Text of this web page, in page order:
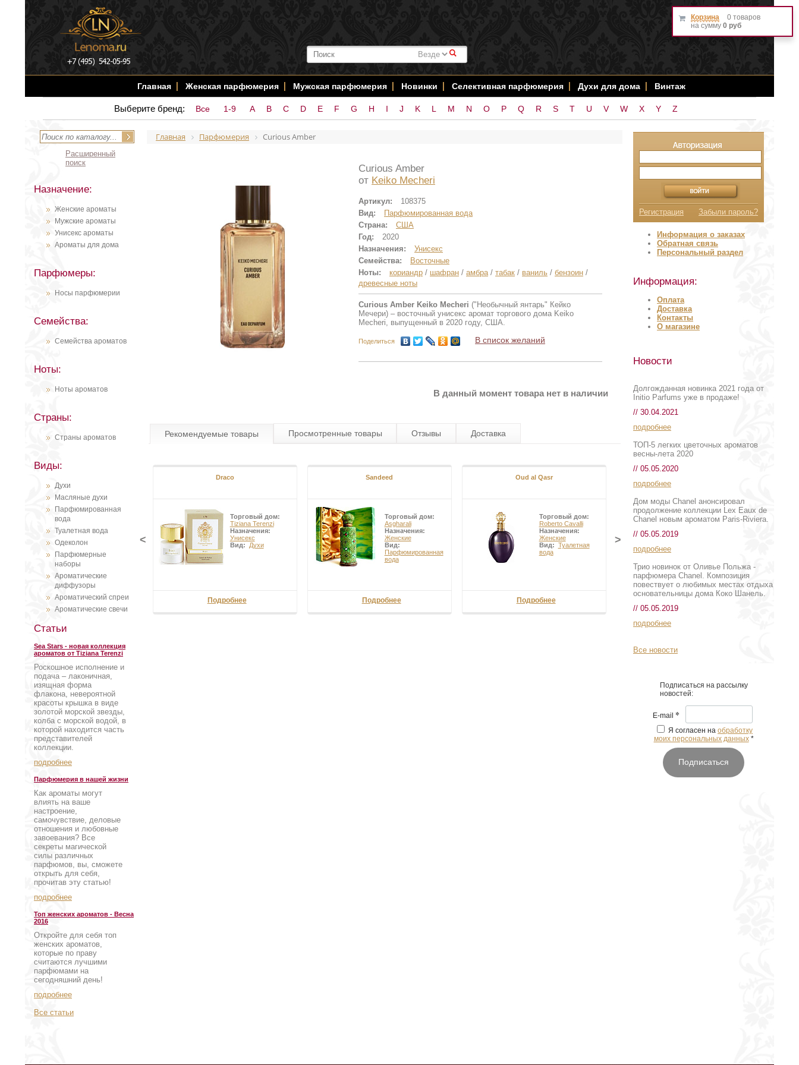
#
Главная Женская парфюмерия Мужская парфюмерия Новинки Селективная парфюмерия Духи для дома Винтаж
Выберите бренд: Все 1-9 A B C D E F G H I J K L M N O P Q R S T U V W X Y Z
Расширенный
поиск
Назначение:
Женские ароматы
Мужские ароматы
Унисекс ароматы
Ароматы для дома
Парфюмеры:
Носы парфюмерии
Семейства:
Семейства ароматов
Ноты:
Ноты ароматов
Страны:
Страны ароматов
Виды:
Духи
Масляные духи
Парфюмированная
вода
Туалетная вода
Одеколон
Парфюмерные
наборы
Ароматические
диффузоры
Ароматический спреи
Ароматические свечи
Статьи
Sea Stars - новая коллекция
ароматов от Tiziana Terenzi
Роскошное исполнение и
подача – лаконичная,
изящная форма
флакона, невероятной
красоты крышка в виде
золотой морской звезды,
колба с морской водой, в
которой находится часть
представителей
коллекции.
подробнее
Парфюмерия в нашей жизни
Как ароматы могут
влиять на ваше
настроение,
самочувствие, деловые
отношения и любовные
завоевания? Все
секреты магической
силы различных
парфюмов, вы, сможете
открыть для себя,
прочитав эту статью!
подробнее
Топ женских ароматов - Весна
2016
Откройте для себя топ
женских ароматов,
которые по праву
считаются лучшими
парфюмами на
сегодняшний день!
подробнее
Все статьи
Главная Парфюмерия Curious Amber
Curious Amber
от Keiko Mecheri
Артикул:
108375
Вид:
Парфюмированная вода
Страна:
США
Год:
2020
Назначения:
Унисекс
Семейства:
Восточные
Ноты:
кориандр / шафран / амбра/ табак / ваниль / бензоин /
древесные ноты
Curious Amber Keiko Mecheri ("Необычный янтарь" Кейко
Мечери) – восточный унисекс аромат торгового дома Keiko
Mecheri, выпущенный в 2020 году, США.
Поделиться В список желаний
В данный момент товара нет в наличии
Рекомендуемые товары Просмотренные товары Отзывы Доставка
Draco
Торговый дом:
Tiziana Terenzi
Назначения:
Унисекс
Вид:
Духи
Подробнее
Sandeed
Торговый дом:
Asgharali
Назначения:
Женские
Вид:
Парфюмированная
вода
Подробнее
Oud al Qasr
Торговый дом:
Roberto Cavalli
Назначения:
Женские
Вид: Туалетная
вода
Подробнее
< >
Корзина
0 товаров
на сумму 0 руб
Регистрация Забыли пароль?
Информация о заказах
Обратная связь
Персональный раздел
Информация:
Оплата
Доставка
Контакты
О магазине
Новости
Долгожданная новинка 2021 года от
Initio Parfums уже в продаже!
// 30.04.2021
подробнее
ТОП-5 легких цветочных ароматов
весны-лета 2020
// 05.05.2020
подробнее
Дом моды Chanel анонсировал
продолжение коллекции Lex Eaux de
Chanel новым ароматом Paris-Riviera.
// 05.05.2019
подробнее
Трио новинок от Оливье Польжа -
парфюмера Chanel. Композиция
повествует о любимых местах отдыха
основательницы дома Коко Шанель.
// 05.05.2019
подробнее
Все новости
Подписаться на рассылку
новостей:
E-mail *
Я согласен на обработку
моих персональных данных *
Подписаться